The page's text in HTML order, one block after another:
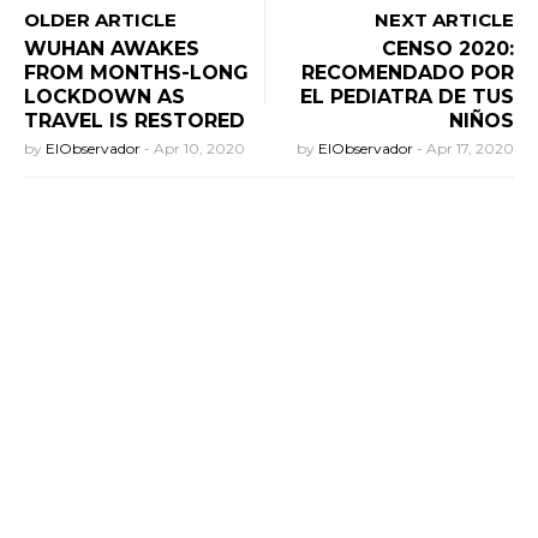
OLDER ARTICLE
WUHAN AWAKES
FROM MONTHS-LONG
LOCKDOWN AS
TRAVEL IS RESTORED
by ElObservador - Apr 10, 2020
NEXT ARTICLE
CENSO 2020:
RECOMENDADO POR
EL PEDIATRA DE TUS
NIÑOS
by ElObservador - Apr 17, 2020